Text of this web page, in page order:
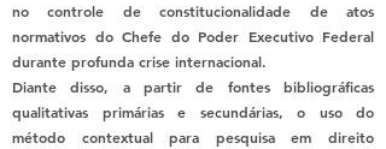
no controle de constitucionalidade de atos
normativos do Chefe do Poder Executivo Federal
durante profunda crise internacional.
Diante disso, a partir de fontes bibliográficas
qualitativas primárias e secundárias, o uso do
método contextual para pesquisa em direito